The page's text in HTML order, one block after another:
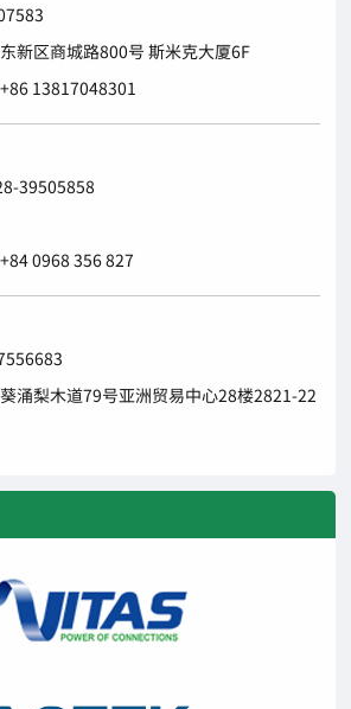
新区商城路800号 斯米克大厦6F
13817048301
39505858
0968 356 827
涌梨木道79号亚洲贸易中心28楼2821-22